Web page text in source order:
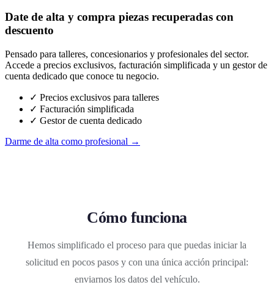
Date de alta y compra piezas recuperadas con
descuento
Pensado para talleres, concesionarios y profesionales del sector.
Accede a precios exclusivos, facturación simplificada y un gestor de
cuenta dedicado que conoce tu negocio.
✓ Precios exclusivos para talleres
✓ Facturación simplificada
✓ Gestor de cuenta dedicado
Darme de alta como profesional →
Cómo funciona
Hemos simplificado el proceso para que puedas iniciar la
solicitud en pocos pasos y con una única acción principal:
enviarnos los datos del vehículo.